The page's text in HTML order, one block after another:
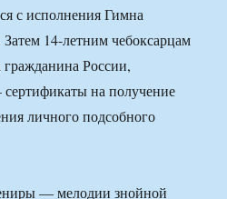
с исполнения Гимна
14-летним чебоксарцам
России,
на получение
личного подсобного
— мелодии знойной